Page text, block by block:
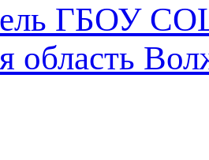
ГБОУ
область